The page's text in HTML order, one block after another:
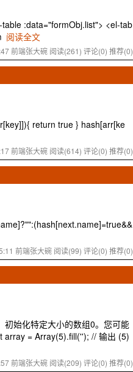
:data="formObj.list"> <el-tab
阅读全文
前端张大碗 阅读(261) 评论(0) 推荐(0)
return true } hash[arr[ke
前端张大碗 阅读(614) 评论(0) 推荐(0)
前端张大碗 阅读(99) 评论(0) 推荐(0)
始化特定大小的数组0。您可能
array = Array(5).fill(''); // 输出 (5)
前端张大碗 阅读(209) 评论(0) 推荐(0)